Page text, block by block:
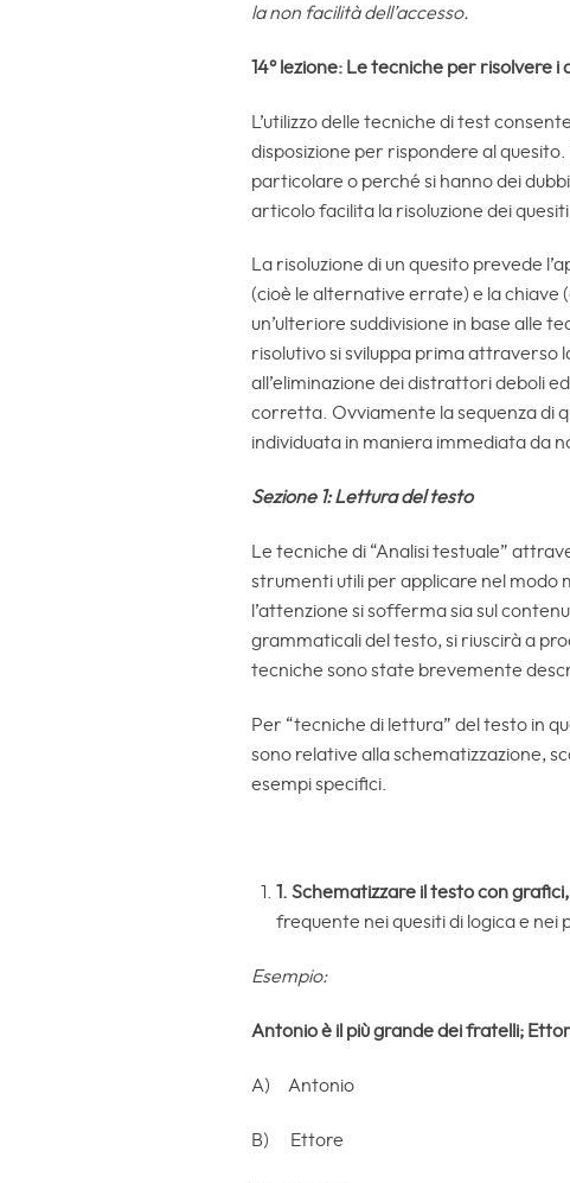
la non facilità dell’accesso.
14° lezione: Le tecniche per risolvere i
L’utilizzo delle tecniche di test
disposizione per rispondere al
particolare o perché si hanno dei
articolo facilita la risoluzione dei quesiti.
La risoluzione di un quesito prevede
(cioè le alternative errate) e la chiave
un’ulteriore suddivisione in base alle
risolutivo si sviluppa prima attraverso
all’eliminazione dei distrattori deboli
corretta. Ovviamente la sequenza di
individuata in maniera immediata da
Sezione 1: Lettura del testo
Le tecniche di “Analisi testuale”
strumenti utili per applicare nel modo
l’attenzione si sofferma sia sul
grammaticali del testo, si riuscirà a
tecniche sono state brevemente
Per “tecniche di lettura” del testo in
sono relative alla schematizzazione,
esempi specifici.
1. Schematizzare il testo con
frequente nei quesiti di logica e nei
Esempio:
Antonio è il più grande dei fratelli;
A) Antonio
B) Ettore